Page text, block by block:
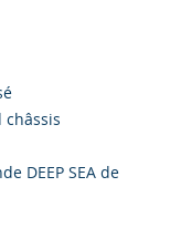
châssis
DEEP SEA de